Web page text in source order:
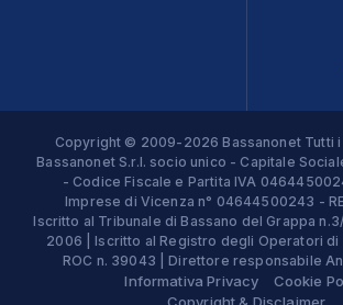
Copyright © 2009-2026 Bassanonet Tutti
Bassanonet S.r.l. socio unico - Capitale
- Codice Fiscale e Partita IVA
Imprese di Vicenza n° 04644500243 -
Iscritto al Tribunale di Bassano del Grappa
2006 | Iscritto al Registro degli Operatori di
ROC n. 39043 | Direttore responsabile
Informativa Privacy
Cookie